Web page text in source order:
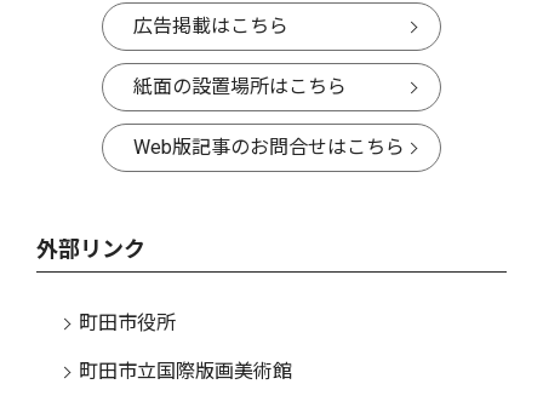
広告掲載はこちら
紙面の設置場所はこちら
Web版記事のお問合せはこちら
外部リンク
町田市役所
町田市立国際版画美術館